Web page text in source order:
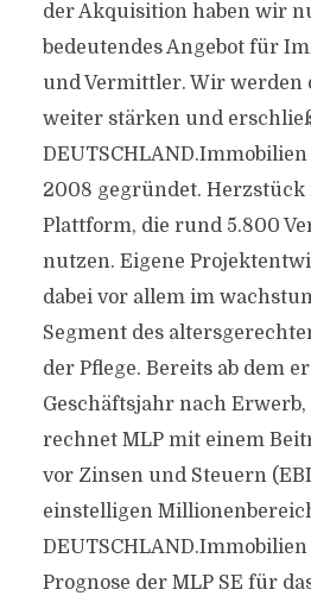
der Akquisition haben wir
bedeutendes Angebot für
und Vermittler. Wir werden
weiter stärken und
2008 gegründet. Herzstück
Plattform, die rund 5.800
nutzen. Eigene
dabei vor allem im
Segment des
der Pflege. Bereits ab dem
Geschäftsjahr nach
rechnet MLP mit einem
vor Zinsen und Steuern
einstelligen
Prognose der MLP SE für